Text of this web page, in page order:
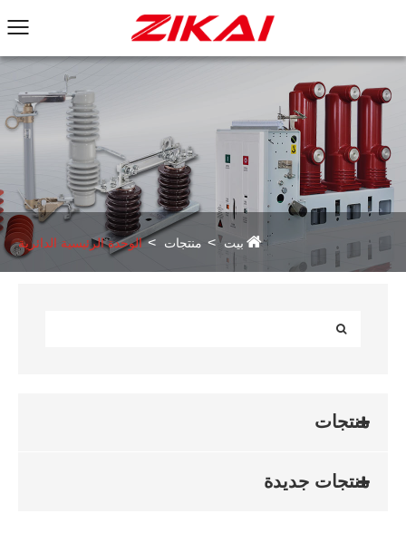
بيت منتجات الوحدة الرئيسية الدائرية
منتجات
منتجات جديدة